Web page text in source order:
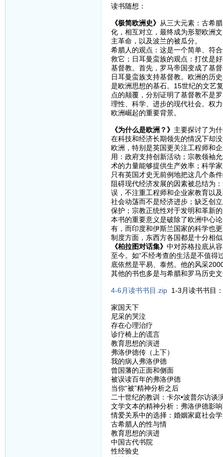
读书随想：
《极简欧洲史》 从三大元素：古希
化，相互对立，最终成为形塑欧洲
主革命，以及波兰的被瓜分。
希腊人的观点：这是一个简单、符
救它；日耳曼蛮族的观点：打仗是
基督教。首先，罗马帝国变成了基
日耳曼蛮族支持基督教。欧洲的历
是欧洲思想的基石。15世纪的文艺
点的颠覆，分别证明了基督教不是
理性、科学、进步的现代社会。权
欧洲崛起的重要背景。
《为什么是欧洲？》 主要探讨了为
在科技和经济长期领先的情况下却
欧洲，特别是英国更关注工程师和
用：政府支持创新活动；宗教领袖
术的力量能够提供生产效率；科学
只有英国才史无前例地把这几个条
阻碍现代经济发展的因素被总结为
误，不注重工程师和企业家教育以
社会动荡而不是经济进步；缺乏创
保护；宗教正统性对于发明和革新
本书的重要意义是破除了欧洲中心
有，而印度和伊斯兰国家的科学也
制度方面，东西方各国都是十分相
《柏拉图对话集》 中对苏格拉底从
至今。如“不经考查的生活是不值得
底依然是平易、泰然。他的风采
其他的书也多是与希腊和罗马历史
4-6月读书书目.zip1-3月读书书目：
家国天下
尼采的哭泣
存在心理治疗
诊疗椅上的谎言
教育思想的演进
弗洛伊德传（上下）
我的病人弗洛伊德
曾国藩的正面和侧面
被误读百年的弗洛伊德
当你“被”精神分析之后
二十世纪的教训：卡尔•波普尔访谈
文学文本的精神分析：弗洛伊德影
情爱关系中的选择：婚姻家庭社会
古希腊人的性与情
教育思想的演进
中国古代书院
性经验史